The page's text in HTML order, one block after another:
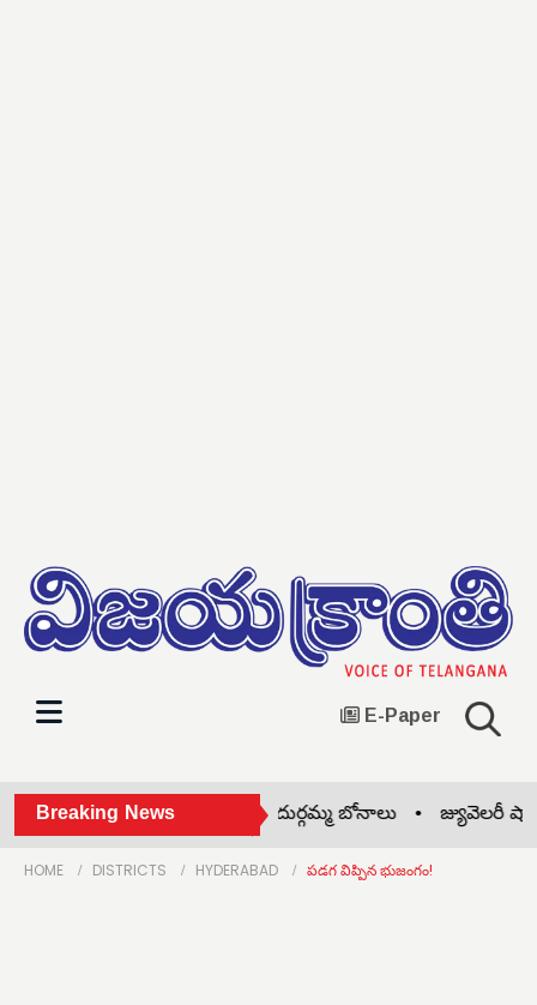
E-Paper
Breaking News
అంగరంగ వైభవంగా దుర్గమ్మ బోనాలు •జ్యువెలరీ
HOME DISTRICTS HYDERABAD పడగ విప్పిన భుజంగం!